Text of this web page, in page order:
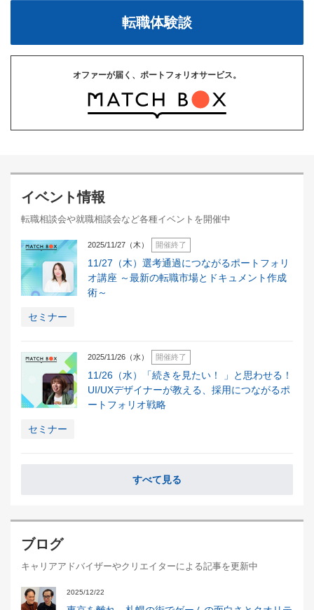
転職体験談
オファーが届く、ポートフォリオサービス。
イベント情報
転職相談会や就職相談会など各種イベントを開催中
2025/11/27（木） 開催終了
11/27（木）選考通過につながるポートフォリ
オ講座 ～最新の転職市場とドキュメント作成
術～
セミナー
2025/11/26（水） 開催終了
11/26（水）「続きを見たい！ 」と思わせる！
UI/UXデザイナーが教える、採用につながるポ
ートフォリオ戦略
セミナー
すべて見る
ブログ
キャリアアドバイザーやクリエイターによる記事を更新中
2025/12/22